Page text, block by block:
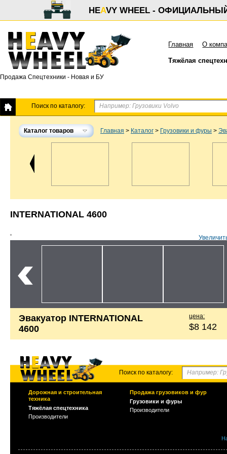
HEAVY WHEEL -
Продажа Спецтехники - Новая и БУ
Главная О
Тяжёлая
Поиск по каталогу:
Каталог товаров Главная > Каталог > Грузовики и фуры >
INTERNATIONAL 4600
Эвакуатор INTERNATIONAL
4600
цена:
$8 142
Поиск по каталогу:
Дорожная и строительная
техника
Тяжёлая спецтехника
Производители
Продажа грузовиков и фур
Грузовики и фуры
Производители